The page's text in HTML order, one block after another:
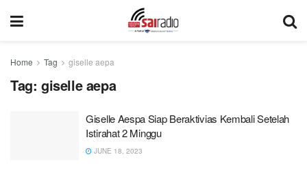
Home Tag giselle aepa
Tag: giselle aepa
Giselle Aespa Siap Beraktivias Kembali Setelah
Istirahat 2 Minggu
JUNE 18, 2023